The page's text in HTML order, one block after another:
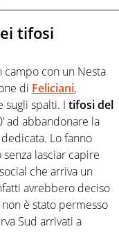
tifosi
campo con un Nesta
di Feliciani,
sugli spalti. I tifosi del
ad abbandonare la
Lo fanno
lasciar capire
che arriva un
avrebbero deciso
è stato permesso
Sud arrivati a